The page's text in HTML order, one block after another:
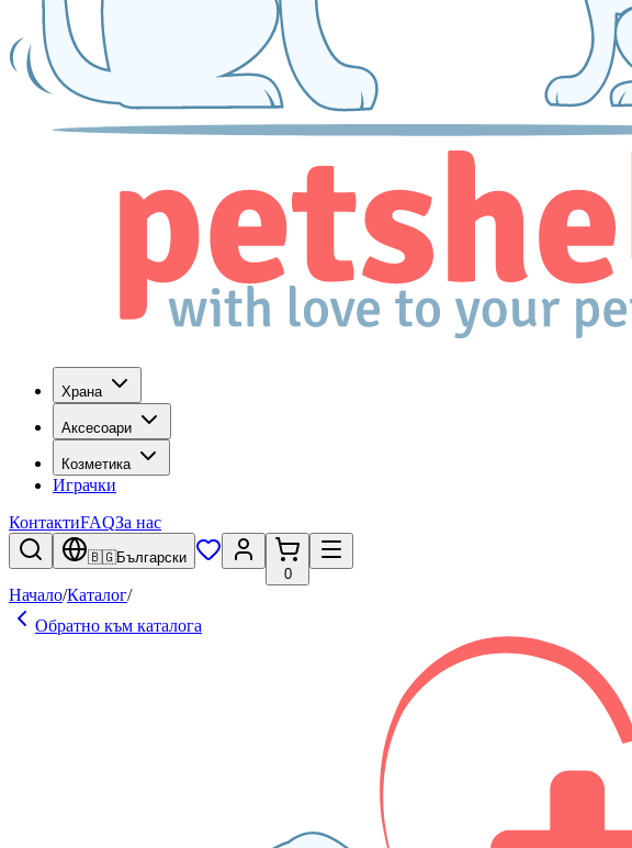
Храна
Аксесоари
Козметика
Играчки
КонтактиFAQЗа нас
🇧🇬Български
0
Начало/Каталог/
Обратно към каталога